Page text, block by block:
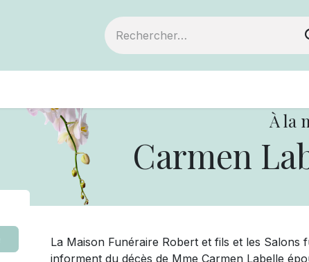
À la
Carmen
La Maison Funéraire Robert et fils et les Salons
informent du décès de Mme Carmen Labelle